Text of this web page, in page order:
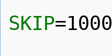
SKIP=1000